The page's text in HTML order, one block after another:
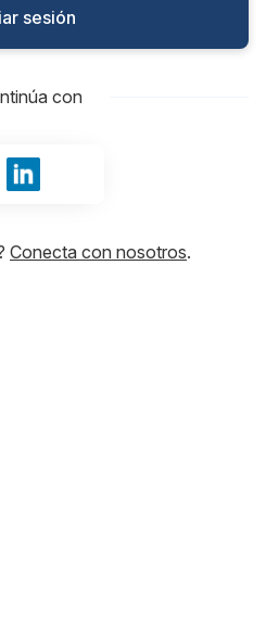
sesión
con
Iniciar sesión con LinkedIn
Conecta con nosotros.